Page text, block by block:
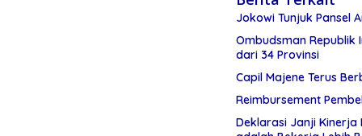
Jokowi Tunjuk Pansel
Ombudsman Republik
dari 34 Provinsi
Capil Majene Terus
Reimbursement
Deklarasi Janji Kinerja